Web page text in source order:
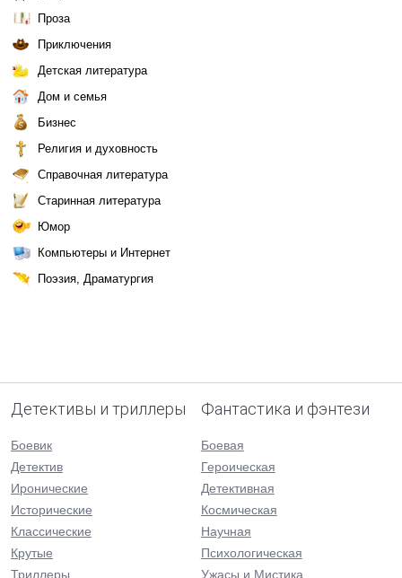
Проза
Приключения
Детская литература
Дом и семья
Бизнес
Религия и духовность
Справочная литература
Старинная литература
Юмор
Компьютеры и Интернет
Поэзия, Драматургия
Детективы и триллеры
Боевик
Детектив
Иронические
Исторические
Классические
Крутые
Триллеры
Фантастика и фэнтези
Боевая
Героическая
Детективная
Космическая
Научная
Психологическая
Ужасы и Мистика